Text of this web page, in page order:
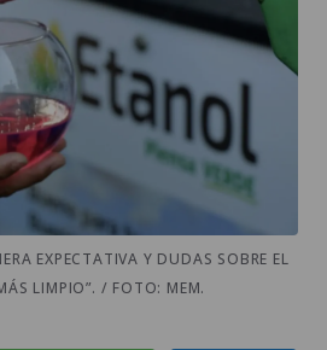
EXPECTATIVA Y DUDAS SOBRE EL
LIMPIO”. / FOTO: MEM.